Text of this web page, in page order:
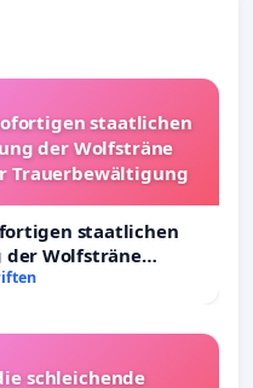
staatlichen
der Wolfsträne
Trauerbewältigung
staatlichen
Wolfsträne
schleichende